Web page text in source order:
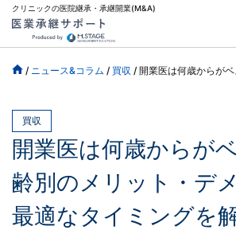
クリニックの医院継承・承継開業(M&A)
/ ニュース&コラム / 買収 / 開業医は何歳からがベスト？年齢別のメリ
買収
開業医は何歳からが
齢別のメリット・デ
最適なタイミングを